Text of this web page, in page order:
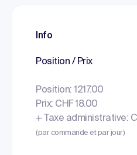
Info
Position / Prix
Position: 1217.00
Prix: CHF 18.00
+ Taxe administrative:
(par commande et par jour)